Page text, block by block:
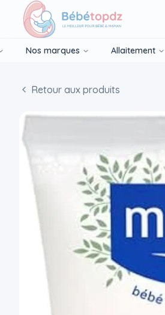
Nos marques Allaitement
Retour aux produits